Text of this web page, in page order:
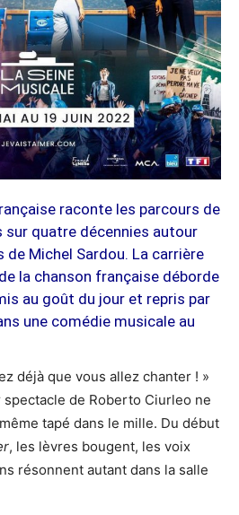
raconte les parcours de
sur quatre décennies autour
de Michel Sardou. La carrière
la chanson française déborde
au goût du jour et repris par
une comédie musicale au
déjà que vous allez chanter ! »
de Roberto Ciurleo ne
tapé dans le mille. Du début
, les lèvres bougent, les voix
résonnent autant dans la salle